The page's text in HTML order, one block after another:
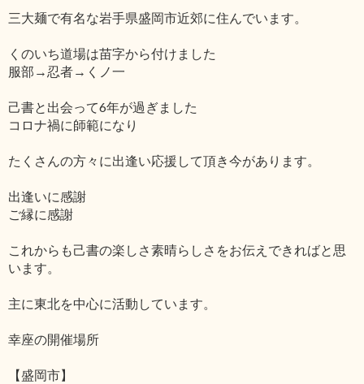
三大麺で有名な岩手県盛岡市近郊に住んでいます。
くのいち道場は苗字から付けました
服部→忍者→くノ一
己書と出会って6年が過ぎました
コロナ禍に師範になり
たくさんの方々に出逢い応援して頂き今があります。
出逢いに感謝
ご縁に感謝
これからも己書の楽しさ素晴らしさをお伝えできればと思
います。
主に東北を中心に活動しています。
幸座の開催場所
【盛岡市】